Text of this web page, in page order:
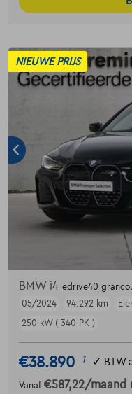
NIEUWE PRIJS
BMW i4 edrive40
05/2024
94.292 km
250 kW ( 340 PK )
€38.890 1 ✓ BTW
Vanaf €587,22/maand